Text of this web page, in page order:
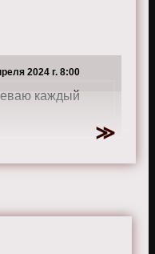
2024 г. 8:00
каждый